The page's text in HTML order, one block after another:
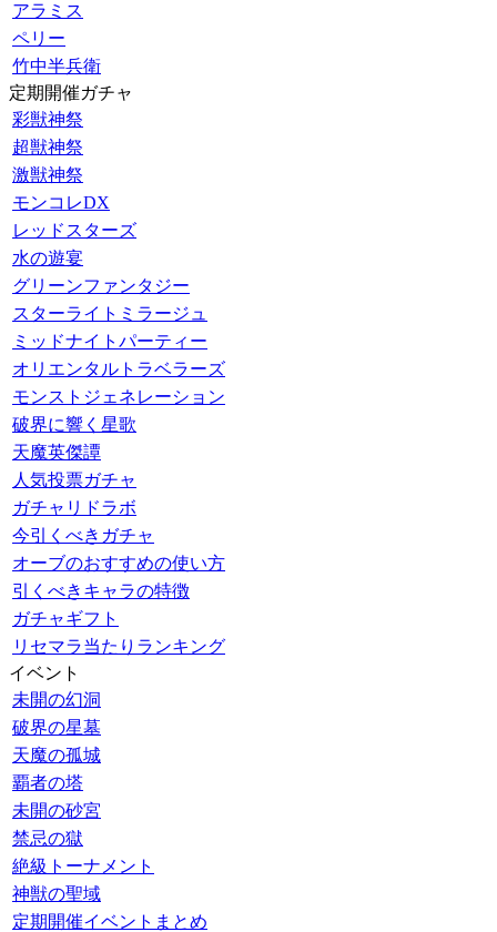
アラミス
ペリー
竹中半兵衛
定期開催ガチャ
彩獣神祭
超獣神祭
激獣神祭
モンコレDX
レッドスターズ
水の遊宴
グリーンファンタジー
スターライトミラージュ
ミッドナイトパーティー
オリエンタルトラベラーズ
モンストジェネレーション
破界に響く星歌
天魔英傑譚
人気投票ガチャ
ガチャリドラボ
今引くべきガチャ
オーブのおすすめの使い方
引くべきキャラの特徴
ガチャギフト
リセマラ当たりランキング
イベント
未開の幻洞
破界の星墓
天魔の孤城
覇者の塔
未開の砂宮
禁忌の獄
絶級トーナメント
神獣の聖域
定期開催イベントまとめ